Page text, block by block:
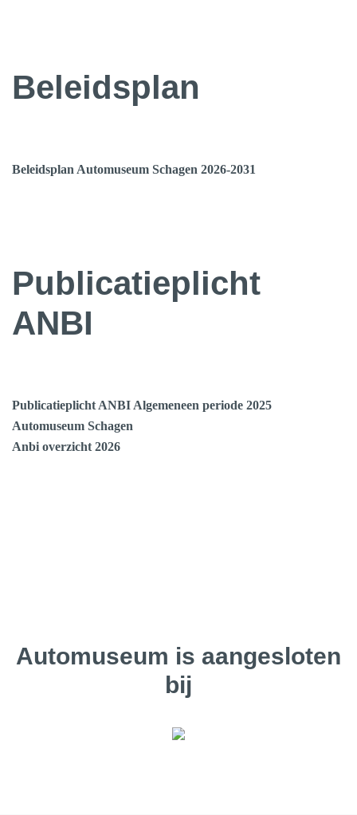
Beleidsplan
Beleidsplan Automuseum Schagen 2026-2031
Publicatieplicht
ANBI
Publicatieplicht ANBI Algemeneen periode 2025
Automuseum Schagen
Anbi overzicht 2026
Automuseum is aangesloten
bij